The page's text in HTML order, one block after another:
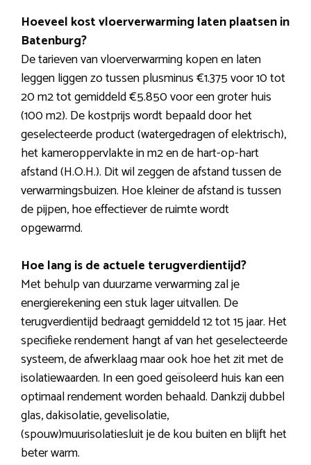
Hoeveel kost vloerverwarming laten plaatsen in
Batenburg?
De tarieven van vloerverwarming kopen en laten
leggen liggen zo tussen plusminus €1.375 voor 10 tot
20 m2 tot gemiddeld €5.850 voor een groter huis
(100 m2). De kostprijs wordt bepaald door het
geselecteerde product (watergedragen of elektrisch),
het kameroppervlakte in m2 en de hart-op-hart
afstand (H.O.H.). Dit wil zeggen de afstand tussen de
verwarmingsbuizen. Hoe kleiner de afstand is tussen
de pijpen, hoe effectiever de ruimte wordt
opgewarmd.
Hoe lang is de actuele terugverdientijd?
Met behulp van duurzame verwarming zal je
energierekening een stuk lager uitvallen. De
terugverdientijd bedraagt gemiddeld 12 tot 15 jaar. Het
specifieke rendement hangt af van het geselecteerde
systeem, de afwerklaag maar ook hoe het zit met de
isolatiewaarden. In een goed geïsoleerd huis kan een
optimaal rendement worden behaald. Dankzij dubbel
glas, dakisolatie, gevelisolatie,
(spouw)muurisolatiesluit je de kou buiten en blijft het
beter warm.